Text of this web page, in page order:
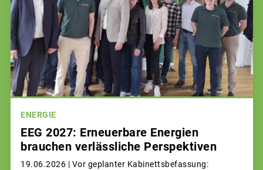
ENERGIE
EEG 2027: Erneuerbare Energien
brauchen verlässliche Perspektiven
19.06.2026 | Vor geplanter Kabinettsbefassung: